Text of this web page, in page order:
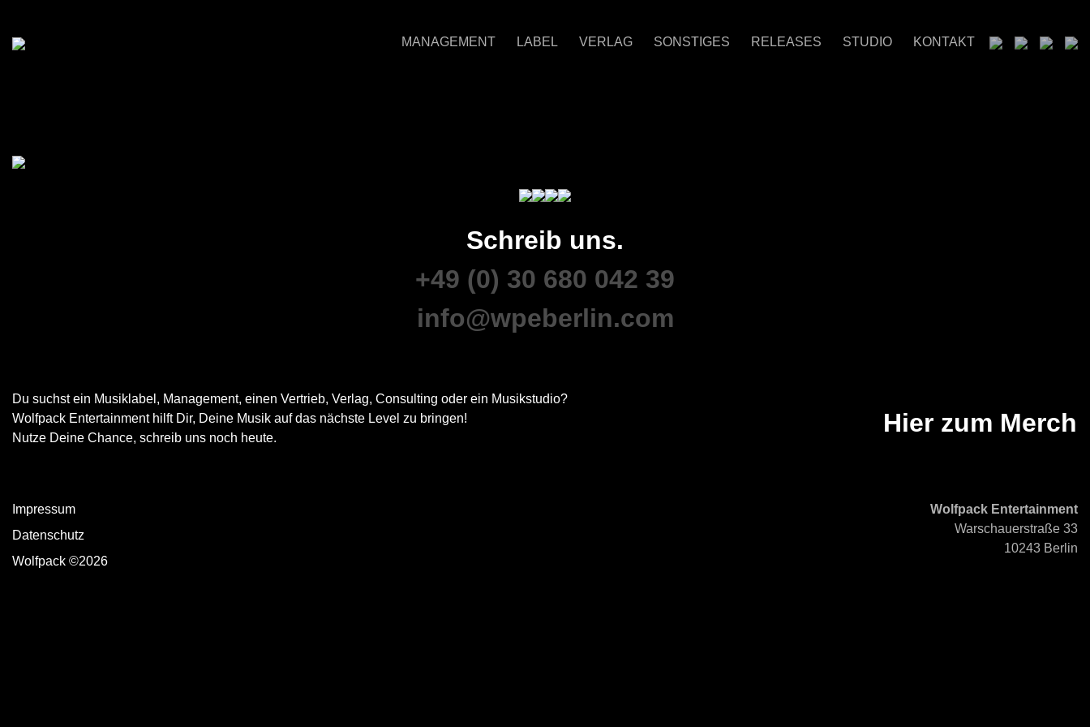
MANAGEMENT LABEL VERLAG SONSTIGES RELEASES STUDIO KONTAKT
Schreib uns.
+49 (0) 30 680 042 39
info@wpeberlin.com
Du suchst ein Musiklabel, Management, einen Vertrieb, Verlag, Consulting oder ein Musikstudio?
Wolfpack Entertainment hilft Dir, Deine Musik auf das nächste Level zu bringen!
Nutze Deine Chance, schreib uns noch heute.
Hier zum Merch
Impressum
Datenschutz
Wolfpack ©2026
Wolfpack Entertainment
Warschauerstraße 33
10243 Berlin